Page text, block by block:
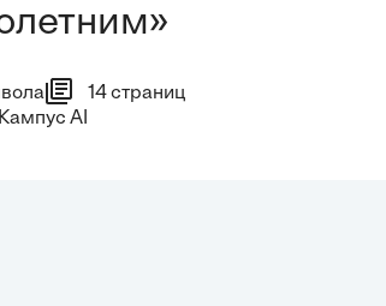
14 страниц
AI